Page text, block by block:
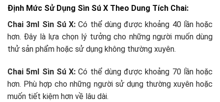
Định Mức Sử Dụng Sìn Sú X Theo Dung Tích Chai:
Chai 3ml Sìn Sú X: Có thể dùng được khoảng 40 lần hoặc
hơn. Đây là lựa chọn lý tưởng cho những người muốn dùng
thử sản phẩm hoặc sử dụng không thường xuyên.
Chai 5ml Sìn Sú X: Có thể dùng được khoảng 70 lần hoặc
hơn. Phù hợp cho những người sử dụng thường xuyên hoặc
muốn tiết kiệm hơn về lâu dài.